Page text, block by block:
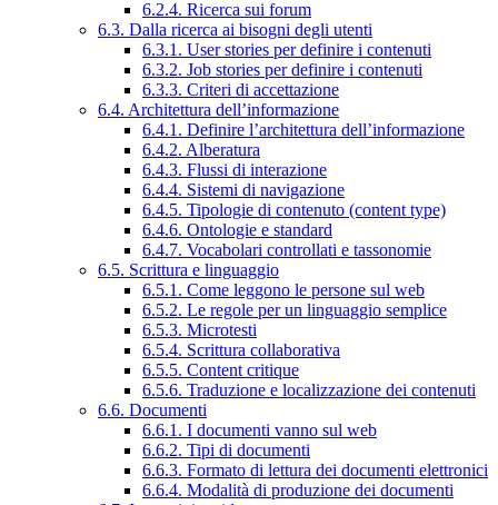
6.2.4. Ricerca sui forum
6.3. Dalla ricerca ai bisogni degli utenti
6.3.1. User stories per definire i contenuti
6.3.2. Job stories per definire i contenuti
6.3.3. Criteri di accettazione
6.4. Architettura dell’informazione
6.4.1. Definire l’architettura dell’informazione
6.4.2. Alberatura
6.4.3. Flussi di interazione
6.4.4. Sistemi di navigazione
6.4.5. Tipologie di contenuto (content type)
6.4.6. Ontologie e standard
6.4.7. Vocabolari controllati e tassonomie
6.5. Scrittura e linguaggio
6.5.1. Come leggono le persone sul web
6.5.2. Le regole per un linguaggio semplice
6.5.3. Microtesti
6.5.4. Scrittura collaborativa
6.5.5. Content critique
6.5.6. Traduzione e localizzazione dei contenuti
6.6. Documenti
6.6.1. I documenti vanno sul web
6.6.2. Tipi di documenti
6.6.3. Formato di lettura dei documenti elettronici
6.6.4. Modalità di produzione dei documenti